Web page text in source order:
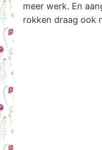
meer werk. En
rokken draag ook